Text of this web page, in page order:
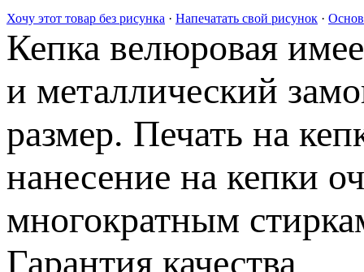
Хочу этот товар без рисунка · Напечатать свой рисунок ·
Кепка велюровая
и металлический
размер. Печать на
нанесение на кепки
многократным
Гарантия качества